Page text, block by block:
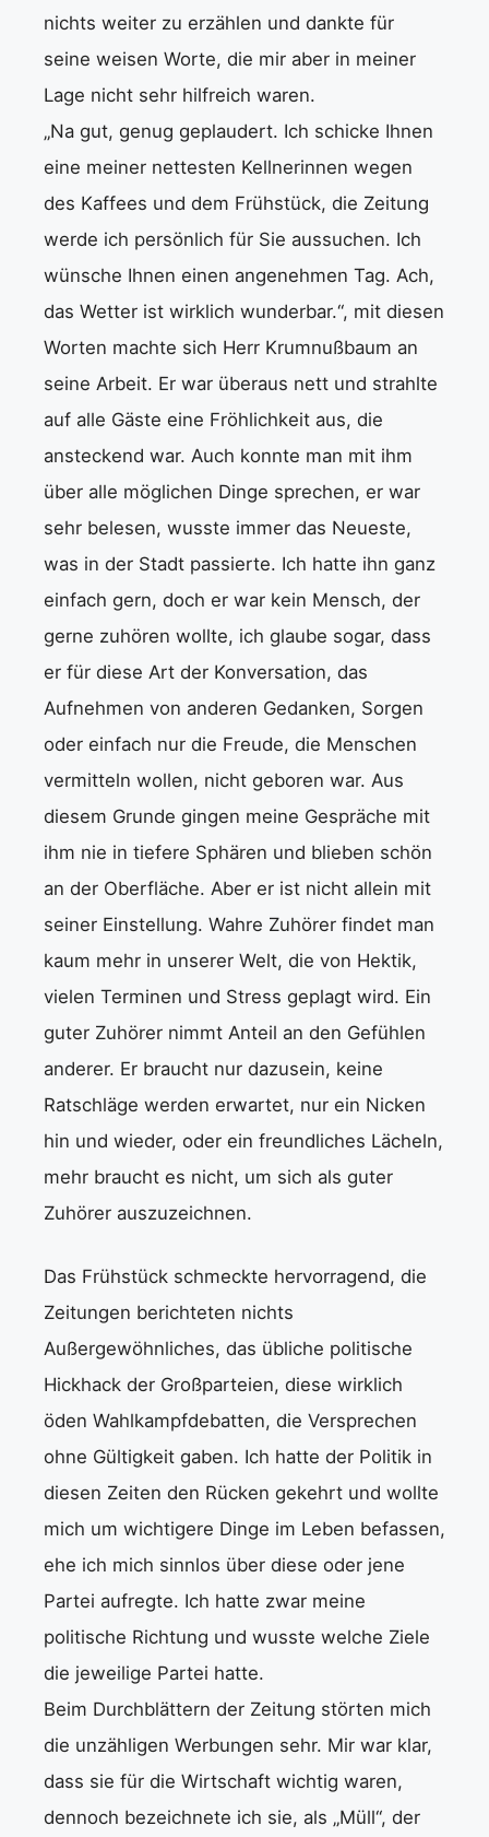
nichts weiter zu erzählen und dankte für
seine weisen Worte, die mir aber in meiner
Lage nicht sehr hilfreich waren.
„Na gut, genug geplaudert. Ich schicke Ihnen
eine meiner nettesten Kellnerinnen wegen
des Kaffees und dem Frühstück, die Zeitung
werde ich persönlich für Sie aussuchen. Ich
wünsche Ihnen einen angenehmen Tag. Ach,
das Wetter ist wirklich wunderbar.“, mit diesen
Worten machte sich Herr Krumnußbaum an
seine Arbeit. Er war überaus nett und strahlte
auf alle Gäste eine Fröhlichkeit aus, die
ansteckend war. Auch konnte man mit ihm
über alle möglichen Dinge sprechen, er war
sehr belesen, wusste immer das Neueste,
was in der Stadt passierte. Ich hatte ihn ganz
einfach gern, doch er war kein Mensch, der
gerne zuhören wollte, ich glaube sogar, dass
er für diese Art der Konversation, das
Aufnehmen von anderen Gedanken, Sorgen
oder einfach nur die Freude, die Menschen
vermitteln wollen, nicht geboren war. Aus
diesem Grunde gingen meine Gespräche mit
ihm nie in tiefere Sphären und blieben schön
an der Oberfläche. Aber er ist nicht allein mit
seiner Einstellung. Wahre Zuhörer findet man
kaum mehr in unserer Welt, die von Hektik,
vielen Terminen und Stress geplagt wird. Ein
guter Zuhörer nimmt Anteil an den Gefühlen
anderer. Er braucht nur dazusein, keine
Ratschläge werden erwartet, nur ein Nicken
hin und wieder, oder ein freundliches Lächeln,
mehr braucht es nicht, um sich als guter
Zuhörer auszuzeichnen.
Das Frühstück schmeckte hervorragend, die
Zeitungen berichteten nichts
Außergewöhnliches, das übliche politische
Hickhack der Großparteien, diese wirklich
öden Wahlkampfdebatten, die Versprechen
ohne Gültigkeit gaben. Ich hatte der Politik in
diesen Zeiten den Rücken gekehrt und wollte
mich um wichtigere Dinge im Leben befassen,
ehe ich mich sinnlos über diese oder jene
Partei aufregte. Ich hatte zwar meine
politische Richtung und wusste welche Ziele
die jeweilige Partei hatte.
Beim Durchblättern der Zeitung störten mich
die unzähligen Werbungen sehr. Mir war klar,
dass sie für die Wirtschaft wichtig waren,
dennoch bezeichnete ich sie, als „Müll“, der